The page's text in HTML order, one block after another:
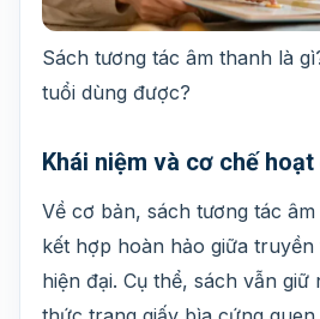
Sách tương tác âm thanh là
tuổi dùng được?
Khái niệm và cơ chế
Về cơ bản, sách tương tác
kết hợp hoàn hảo giữa truyền
hiện đại. Cụ thể, sách vẫn giữ